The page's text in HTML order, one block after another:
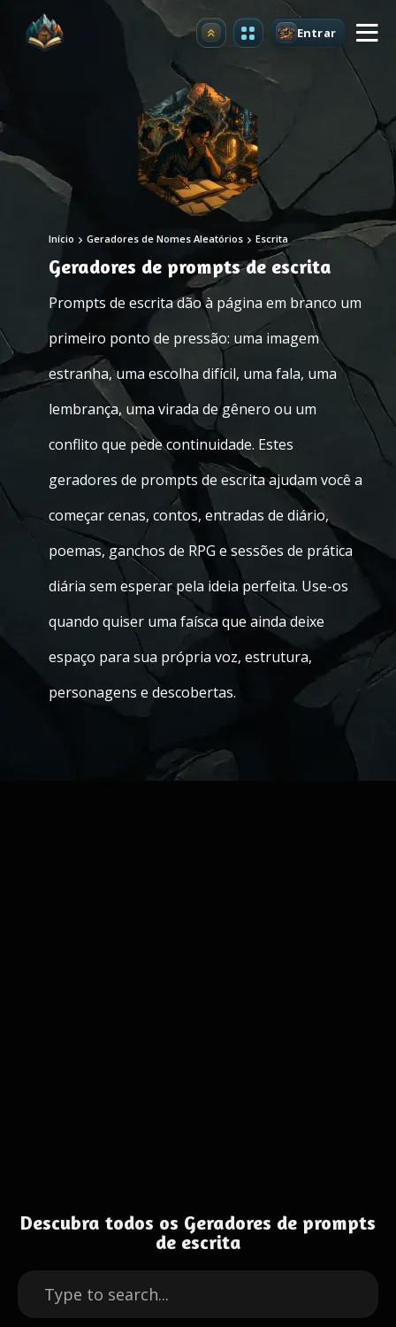
Atualizar Entrar
Início Geradores de Nomes Aleatórios Escrita
Geradores de prompts de escrita
Prompts de escrita dão à página em branco um
primeiro ponto de pressão: uma imagem
estranha, uma escolha difícil, uma fala, uma
lembrança, uma virada de gênero ou um
conflito que pede continuidade. Estes
geradores de prompts de escrita ajudam você a
começar cenas, contos, entradas de diário,
poemas, ganchos de RPG e sessões de prática
diária sem esperar pela ideia perfeita. Use-os
quando quiser uma faísca que ainda deixe
espaço para sua própria voz, estrutura,
personagens e descobertas.
Descubra todos os Geradores de prompts
de escrita